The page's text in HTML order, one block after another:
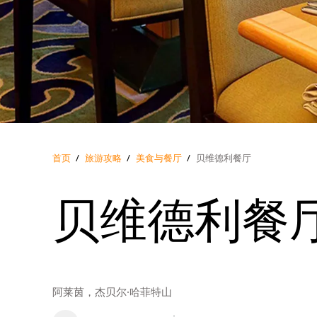
首页 / 旅游攻略 / 美食与餐厅 / 贝维德利餐厅
贝维德利餐
阿莱茵，杰贝尔·哈菲特山